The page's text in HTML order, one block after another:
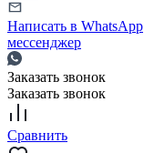
Написать в WhatsApp
мессенджер
Заказать звонок
Заказать звонок
Сравнить